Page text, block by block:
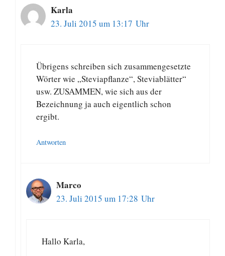
Karla
23. Juli 2015 um 13:17 Uhr
Übrigens schreiben sich zusammengesetzte
Wörter wie „Steviapflanze“, Steviablätter“
usw. ZUSAMMEN, wie sich aus der
Bezeichnung ja auch eigentlich schon
ergibt.
Antworten
Marco
23. Juli 2015 um 17:28 Uhr
Hallo Karla,